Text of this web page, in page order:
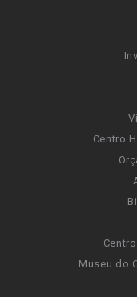
Centro
Museu do